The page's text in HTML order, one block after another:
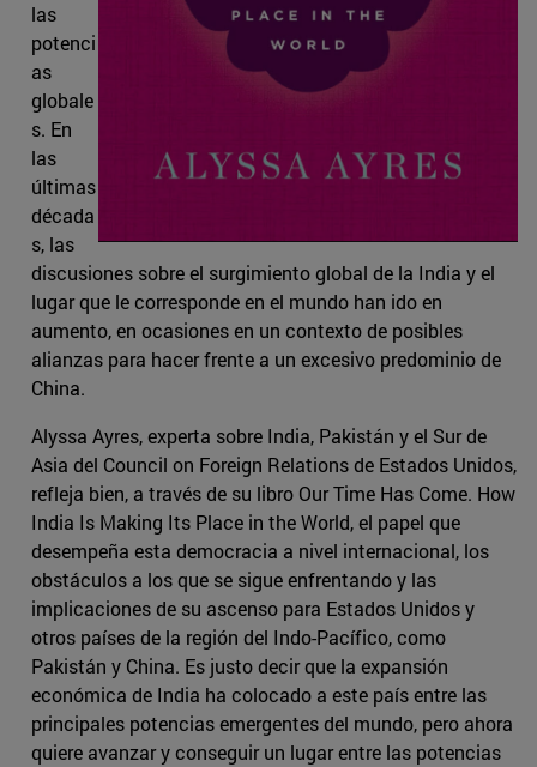
las
potenci
as
globale
s. En
las
últimas
década
s, las
discusiones sobre el surgimiento global de la India y el
lugar que le corresponde en el mundo han ido en
aumento, en ocasiones en un contexto de posibles
alianzas para hacer frente a un excesivo predominio de
China.
Alyssa Ayres, experta sobre India, Pakistán y el Sur de
Asia del Council on Foreign Relations de Estados Unidos,
refleja bien, a través de su libro Our Time Has Come. How
India Is Making Its Place in the World, el papel que
desempeña esta democracia a nivel internacional, los
obstáculos a los que se sigue enfrentando y las
implicaciones de su ascenso para Estados Unidos y
otros países de la región del Indo-Pacífico, como
Pakistán y China. Es justo decir que la expansión
económica de India ha colocado a este país entre las
principales potencias emergentes del mundo, pero ahora
quiere avanzar y conseguir un lugar entre las potencias